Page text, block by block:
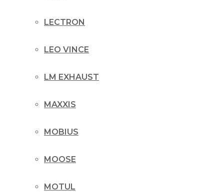
LECTRON
LEO VINCE
LM EXHAUST
MAXXIS
MOBIUS
MOOSE
MOTUL